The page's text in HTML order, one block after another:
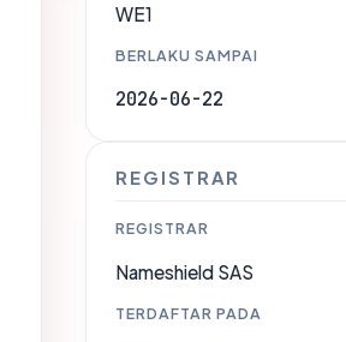
WE1
BERLAKU SAMPAI
2026-06-22
REGISTRAR
REGISTRAR
Nameshield SAS
TERDAFTAR PADA